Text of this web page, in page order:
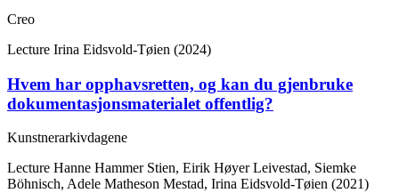
Creo
Lecture Irina Eidsvold-Tøien (2024)
Hvem har opphavsretten, og kan du gjenbruke
dokumentasjonsmaterialet offentlig?
Kunstnerarkivdagene
Lecture Hanne Hammer Stien, Eirik Høyer Leivestad, Siemke
Böhnisch, Adele Matheson Mestad, Irina Eidsvold-Tøien (2021)